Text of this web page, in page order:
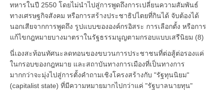
ทหารในปี 2550 โดยไม่นำไปสู่การพูดถึงการเปลี่ยนความสัมพันธ์
ทางเศรษฐกิจสังคม หรือการสร้างประชาธิปไตยที่กินได้ จับต้องได้
นอกเสียจากการพูดถึง รูปแบบขององค์กรอิสระ การเลือกตั้ง หรือการ
แก้ไขกฎหมายบางมาตราในรัฐธรรมนูญตามกรอบแบบเสรีนิยม (8)
นี่เองสะท้อนทัศนะลดทอนของขบวนการประชาชนที่ต่อสู้ต่อรองแค่
ในกรอบของกฎหมาย และสถาบันทางการเมืองที่เป็นทางการ
มากกว่าจะมุ่งไปสู่การตั้งคำถามเชิงโครงสร้างกับ "รัฐทุนนิยม"
(capitalist state) ที่มีความหมายมากไปกว่าแค่ "รัฐบาลนายทุน"